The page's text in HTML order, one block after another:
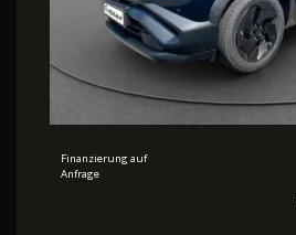
Finanzierung auf
Anfrage